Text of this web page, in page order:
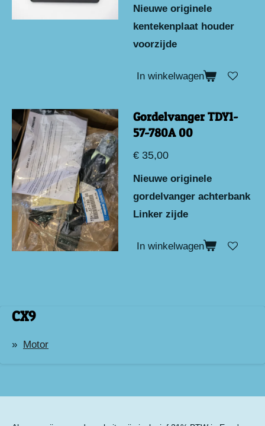
Nieuwe originele
kentekenplaat houder
voorzijde
In winkelwagen
Gordelvanger TDY1-
57-780A 00
€ 35,00
Nieuwe originele
gordelvanger achterbank
Linker zijde
In winkelwagen
CX9
Motor